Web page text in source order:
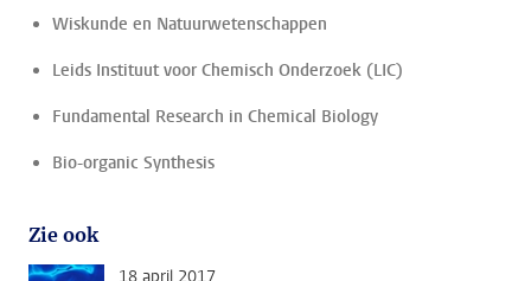
Wiskunde en Natuurwetenschappen
Leids Instituut voor Chemisch Onderzoek (LIC)
Fundamental Research in Chemical Biology
Bio-organic Synthesis
Zie ook